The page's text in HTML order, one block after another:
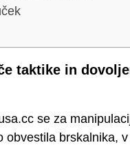
taktike in
se za
obvestila brskalnika,